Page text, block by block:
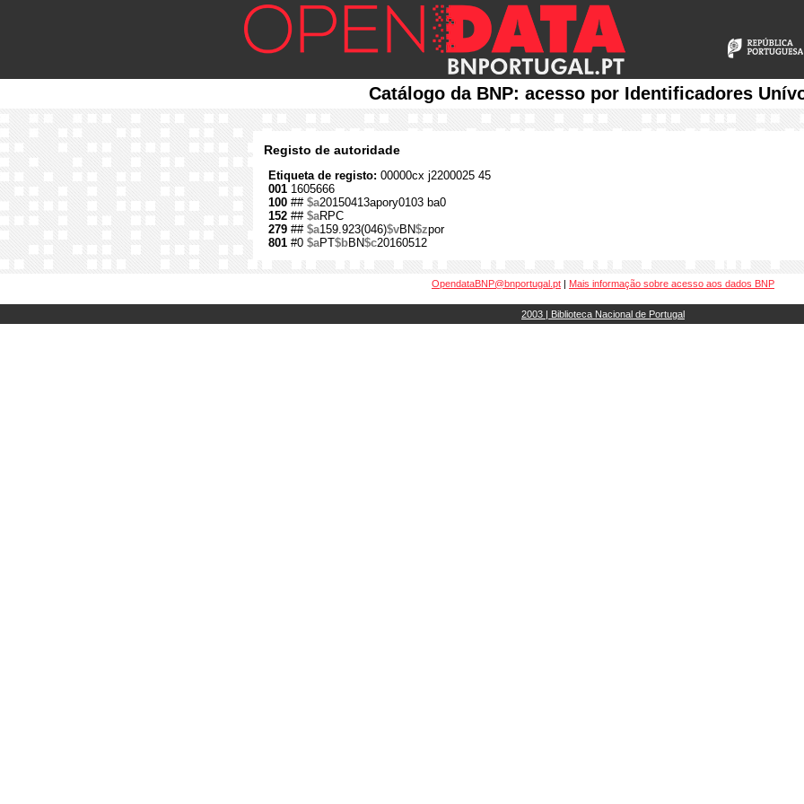
Catálogo da BNP: acesso por Identificadores
Registo de autoridade
Etiqueta de registo: 00000cx j2200025 45
001 1605666
100 ## $a20150413apory0103 ba0
152 ## $aRPC
279 ## $a159.923(046)$vBN$zpor
801 #0 $aPT$bBN$c20160512
OpendataBNP@bnportugal.pt | Mais informação sobre acesso aos dados BNP
2003 | Biblioteca Nacional de Portugal